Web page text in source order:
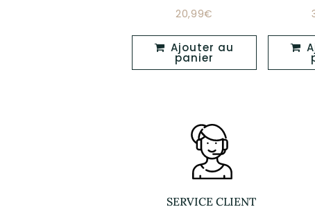
Prix
20,99€
panier
SERVICE CLIENT